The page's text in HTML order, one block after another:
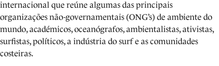
internacional que reúne algumas das principais
organizações não-governamentais (ONG’s) de ambiente do
mundo, académicos, oceanógrafos, ambientalistas, ativistas,
surfistas, políticos, a indústria do surf e as comunidades
costeiras.